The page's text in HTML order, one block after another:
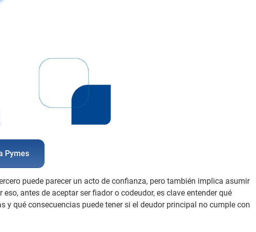
Pymes
puede parecer un acto de confianza, pero también implica asumir
antes de aceptar ser fiador o codeudor, es clave entender qué
y qué consecuencias puede tener si el deudor principal no cumple con